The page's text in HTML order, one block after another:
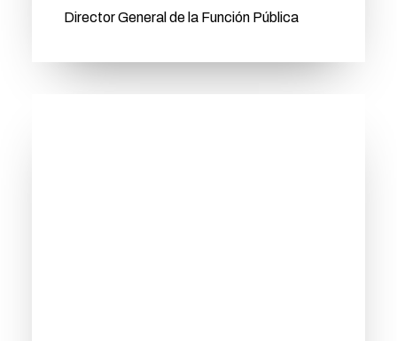
Director General de la Función Pública